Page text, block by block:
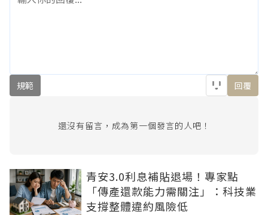
規範 回覆
還沒有留言，成為第一個發言的人吧！
青安3.0利息補貼退場！專家點
「傳產還款能力需關注」：科技業
支撐整體違約風險低